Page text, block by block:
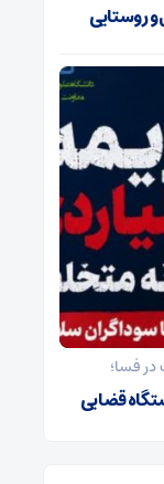
روستایی
فسا؛
قضایی